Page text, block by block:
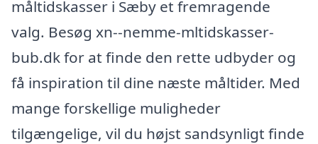
måltidskasser i Sæby et fremragende
valg. Besøg xn--nemme-mltidskasser-
bub.dk for at finde den rette udbyder og
få inspiration til dine næste måltider. Med
mange forskellige muligheder
tilgængelige, vil du højst sandsynligt finde